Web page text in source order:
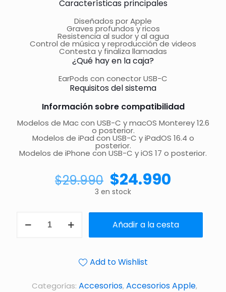
Características principales
Diseñados por Apple
Graves profundos y ricos
Resistencia al sudor y al agua
Control de música y reproducción de videos
Contesta y finaliza llamadas
¿Qué hay en la caja?
EarPods con conector USB-C
Requisitos del sistema
Información sobre compatibilidad
Modelos de Mac con USB-C y macOS Monterey 12.6
o posterior.
Modelos de iPad con USB-C y iPadOS 16.4 o
posterior.
Modelos de iPhone con USB-C y iOS 17 o posterior.
$29.990 $24.990
3 en stock
Añadir a la cesta
Add to Wishlist
Categorías: Accesorios,Accesorios Apple,